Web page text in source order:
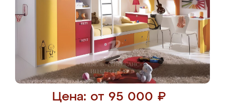
Цена: от 95 000 ₽